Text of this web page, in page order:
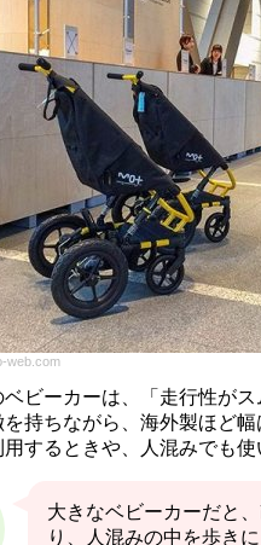
web.com
ベビーカーは、「走行性が
を持ちながら、海外製ほど
するときや、人混みでも使
大きなベビーカーだと
り、人混みの中を歩き